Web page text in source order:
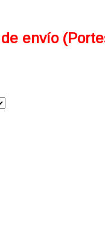
envío